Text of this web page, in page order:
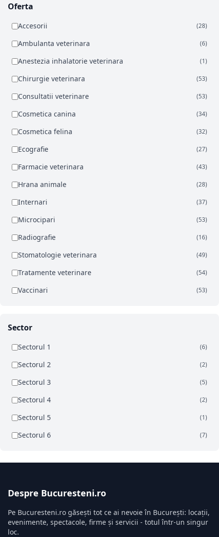
Oferta
Accesorii (28)
Ambulanta veterinara (6)
Anestezia inhalatorie veterinara (1)
Chirurgie veterinara (53)
Consultatii veterinare (53)
Cosmetica canina (34)
Cosmetica felina (32)
Ecografie (27)
Farmacie veterinara (43)
Hrana animale (28)
Internari (37)
Microcipari (53)
Radiografie (16)
Stomatologie veterinara (49)
Tratamente veterinare (54)
Vaccinari (53)
Sector
Sectorul 1 (6)
Sectorul 2 (2)
Sectorul 3 (5)
Sectorul 4 (2)
Sectorul 5 (1)
Sectorul 6 (7)
Despre Bucuresteni.ro
Pe Bucuresteni.ro găsești tot ce ai nevoie în București: locații,
evenimente, spectacole, firme și servicii - totul într-un singur
loc.